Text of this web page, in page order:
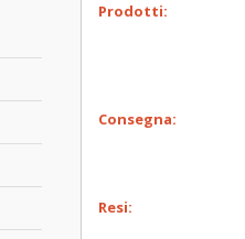
Prodotti:
Consegna:
Resi: